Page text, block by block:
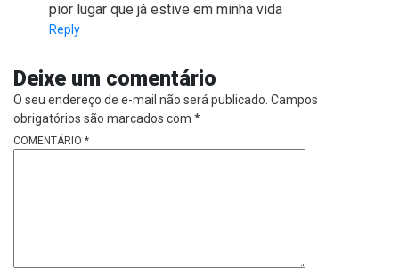
pior lugar que já estive em minha vida
Reply
Deixe um comentário
O seu endereço de e-mail não será publicado. Campos
obrigatórios são marcados com *
COMENTÁRIO *